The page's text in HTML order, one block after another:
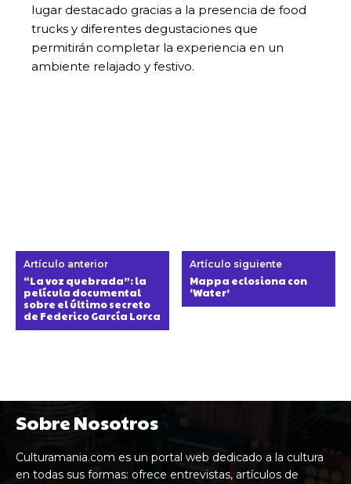
lugar destacado gracias a la presencia de food
trucks y diferentes degustaciones que
permitirán completar la experiencia en un
ambiente relajado y festivo.
Artículo anterior
“La voz quebrada”: la
película documental
sobre el último secreto
de Federico García Lorca
Artículo siguiente
Mappa eclosiona con
‘Water’
Sobre Nosotros
Culturamania.com es un portal web dedicado a la cultura
en todas sus formas: ofrece entrevistas, artículos de